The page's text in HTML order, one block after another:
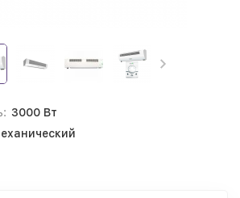
3000 Вт